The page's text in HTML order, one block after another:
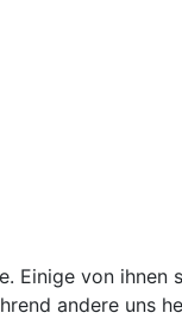
Einige von ihnen
andere uns